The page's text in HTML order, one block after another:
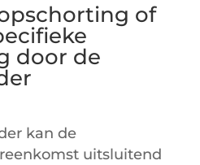
of
door de
kan de
uitsluitend